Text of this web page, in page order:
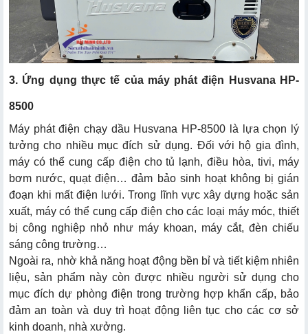
3. Ứng dụng thực tế của máy phát điện Husvana HP-
8500
Máy phát điện chạy dầu Husvana HP-8500 là lựa chọn lý
tưởng cho nhiều mục đích sử dụng. Đối với hộ gia đình,
máy có thể cung cấp điện cho tủ lạnh, điều hòa, tivi, máy
bơm nước, quạt điện… đảm bảo sinh hoạt không bị gián
đoạn khi mất điện lưới. Trong lĩnh vực xây dựng hoặc sản
xuất, máy có thể cung cấp điện cho các loại máy móc, thiết
bị công nghiệp nhỏ như máy khoan, máy cắt, đèn chiếu
sáng công trường…
Ngoài ra, nhờ khả năng hoạt động bền bỉ và tiết kiệm nhiên
liệu, sản phẩm này còn được nhiều người sử dụng cho
mục đích dự phòng điện trong trường hợp khẩn cấp, bảo
đảm an toàn và duy trì hoạt động liên tục cho các cơ sở
kinh doanh, nhà xưởng.